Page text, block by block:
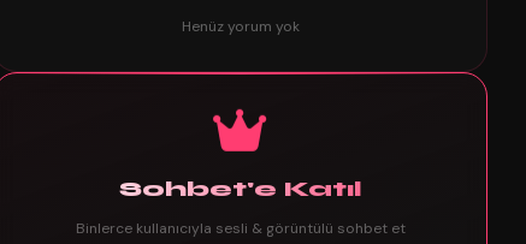
Henüz yorum yok
Sohbet'e Katıl
Binlerce kullanıcıyla sesli & görüntülü sohbet et